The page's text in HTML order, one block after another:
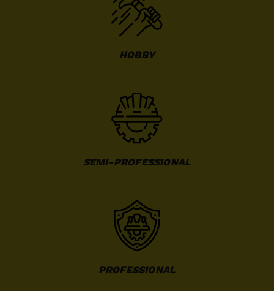
HOBBY
SEMI-PROFESSIONAL
PROFESSIONAL